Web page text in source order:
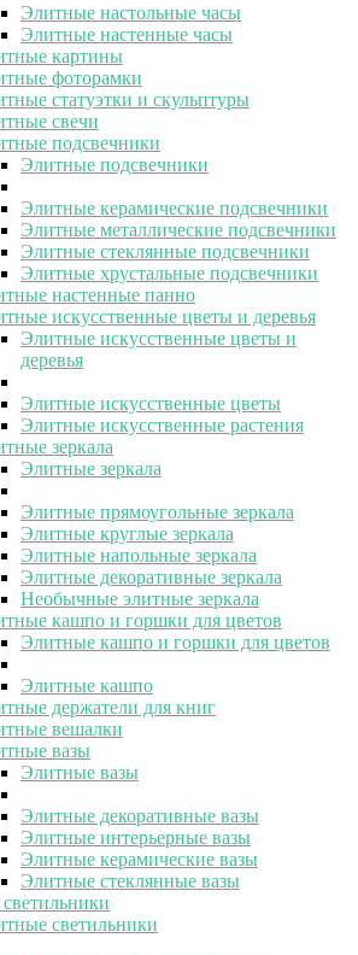
Элитные настольные часы
Элитные настенные часы
картины
фоторамки
статуэтки и скульптуры
свечи
подсвечники
Элитные подсвечники
Элитные керамические подсвечники
Элитные металлические подсвечники
Элитные стеклянные подсвечники
Элитные хрустальные подсвечники
настенные панно
искусственные цветы и деревья
Элитные искусственные цветы и
деревья
Элитные искусственные цветы
Элитные искусственные растения
зеркала
Элитные зеркала
Элитные прямоугольные зеркала
Элитные круглые зеркала
Элитные напольные зеркала
Элитные декоративные зеркала
Необычные элитные зеркала
кашпо и горшки для цветов
Элитные кашпо и горшки для цветов
Элитные кашпо
держатели для книг
вешалки
вазы
Элитные вазы
Элитные декоративные вазы
Элитные интерьерные вазы
Элитные керамические вазы
Элитные стеклянные вазы
светильники